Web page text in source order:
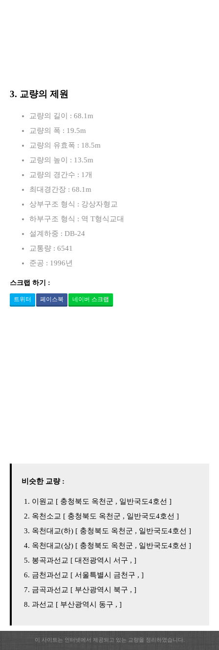
3. 교량의 제원
교량의 길이 : 68.1m
교량의 폭 : 19.5m
교량의 유효폭 : 18.5m
교량의 높이 : 13.5m
교량의 경간수 : 1개
최대경간장 : 68.1m
상부구조 형식 : 강상자형교
하부구조 형식 : 역 T형식교대
설계하중 : DB-24
교통량 : 6541
준공 : 1996년
스크랩 하기 :
트위터 페이스북 네이버 스크랩
비슷한 교량 :
이원교 [ 충청북도 옥천군 , 일반국도4호선 ]
옥천소교 [ 충청북도 옥천군 , 일반국도4호선 ]
옥천대교(하) [ 충청북도 옥천군 , 일반국도4호선 ]
옥천대교(상) [ 충청북도 옥천군 , 일반국도4호선 ]
봉곡과선교 [ 대전광역시 서구 , ]
금천과선교 [ 서울특별시 금천구 , ]
금곡과선교 [ 부산광역시 북구 , ]
과선교 [ 부산광역시 동구 , ]
이 사이트는 인터넷에서 제공되고 있는 교량을 정리하였습니다.